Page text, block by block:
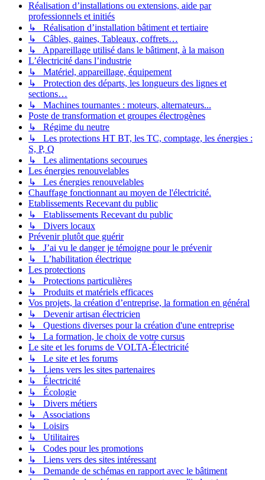
Réalisation d’installations ou extensions, aide par
professionnels et initiés
↳ Réalisation d’installation bâtiment et tertiaire
↳ Câbles, gaines, Tableaux, coffrets…
↳ Appareillage utilisé dans le bâtiment, à la maison
L’électricité dans l’industrie
↳ Matériel, appareillage, équipement
↳ Protection des départs, les longueurs des lignes et
sections…
↳ Machines tournantes : moteurs, alternateurs...
Poste de transformation et groupes électrogènes
↳ Régime du neutre
↳ Les protections HT BT, les TC, comptage, les énergies :
S, P, Q
↳ Les alimentations secourues
Les énergies renouvelables
↳ Les énergies renouvelables
Chauffage fonctionnant au moyen de l'électricité.
Etablissements Recevant du public
↳ Etablissements Recevant du public
↳ Divers locaux
Prévenir plutôt que guérir
↳ J’ai vu le danger je témoigne pour le prévenir
↳ L’habilitation électrique
Les protections
↳ Protections particulières
↳ Produits et matériels efficaces
Vos projets, la création d’entreprise, la formation en général
↳ Devenir artisan électricien
↳ Questions diverses pour la création d'une entreprise
↳ La formation, le choix de votre cursus
Le site et les forums de VOLTA-Électricité
↳ Le site et les forums
↳ Liens vers les sites partenaires
↳ Électricité
↳ Écologie
↳ Divers métiers
↳ Associations
↳ Loisirs
↳ Utilitaires
↳ Codes pour les promotions
↳ Liens vers des sites intéressant
↳ Demande de schémas en rapport avec le bâtiment